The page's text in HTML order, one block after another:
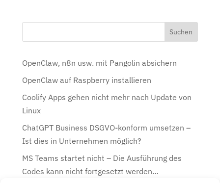
OpenClaw, n8n usw. mit Pangolin absichern
OpenClaw auf Raspberry installieren
Coolify Apps gehen nicht mehr nach Update von
Linux
ChatGPT Business DSGVO-konform umsetzen –
Ist dies in Unternehmen möglich?
MS Teams startet nicht – Die Ausführung des
Codes kann nicht fortgesetzt werden…